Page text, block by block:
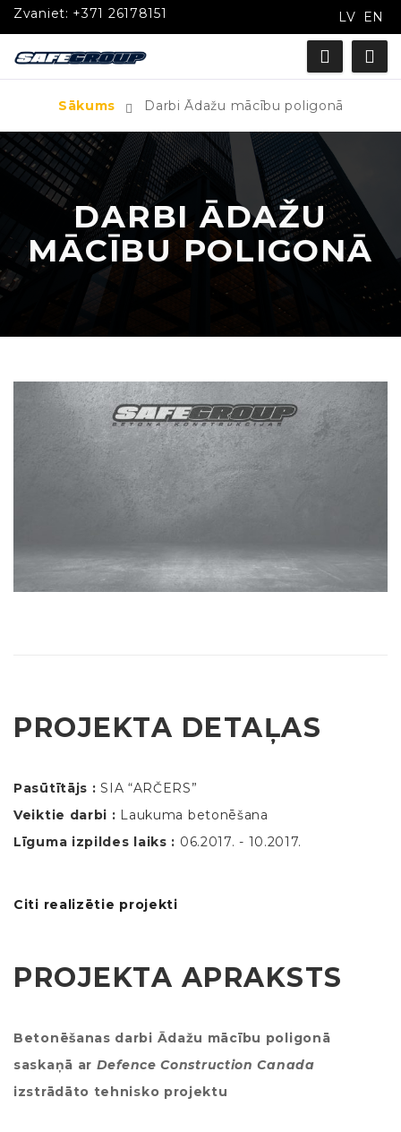
Zvaniet: +371 26178151 LV EN
Sākums Darbi Ādažu mācību poligonā
DARBI ĀDAŽU
MĀCĪBU POLIGONĀ
PROJEKTA DETAĻAS
Pasūtītājs : SIA “ARČERS”
Veiktie darbi : Laukuma betonēšana
Līguma izpildes laiks : 06.2017. - 10.2017.
Citi realizētie projekti
PROJEKTA APRAKSTS
Betonēšanas darbi Ādažu mācību poligonā
saskaņā ar Defence Construction Canada
izstrādāto tehnisko projektu